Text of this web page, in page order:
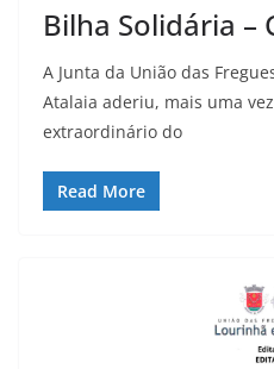
Bilha Solidária –
A Junta da União das
Atalaia aderiu, mais uma
extraordinário do
Read More